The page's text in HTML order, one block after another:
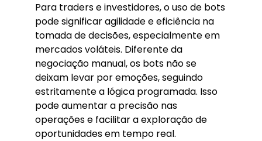
Para traders e investidores, o uso de bots
pode significar agilidade e eficiência na
tomada de decisões, especialmente em
mercados voláteis. Diferente da
negociação manual, os bots não se
deixam levar por emoções, seguindo
estritamente a lógica programada. Isso
pode aumentar a precisão nas
operações e facilitar a exploração de
oportunidades em tempo real.